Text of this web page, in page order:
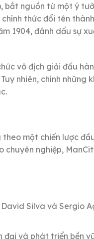
bắt nguồn từ một ý
thức đổi tên thành
1904, đánh dấu sự
vô địch giải đấu
nhiên, chính những
theo một chiến lược
chuyên nghiệp,
Silva và Sergio
đại và phát triển bền